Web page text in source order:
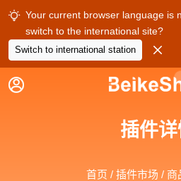
 Your current browser language is
switch to the international site?
Switch to international station 

插件
首页 / 插件市场 / 商